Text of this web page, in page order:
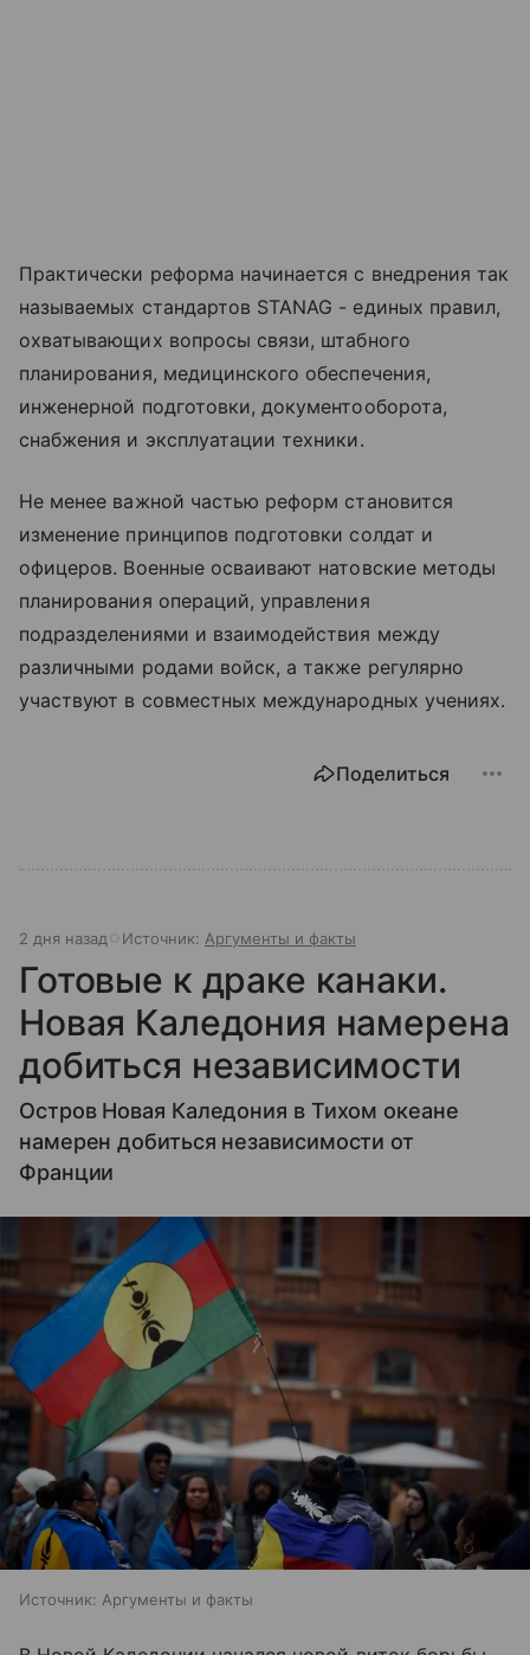
Практически реформа начинается с внедрения так
называемых стандартов STANAG - единых правил,
охватывающих вопросы связи, штабного
планирования, медицинского обеспечения,
инженерной подготовки, документооборота,
снабжения и эксплуатации техники.
Не менее важной частью реформ становится
изменение принципов подготовки солдат и
офицеров. Военные осваивают натовские методы
планирования операций, управления
подразделениями и взаимодействия между
различными родами войск, а также регулярно
участвуют в совместных международных учениях.
Поделиться
2 дня назад Источник: Аргументы и факты
Готовые к драке канаки.
Новая Каледония намерена
добиться независимости
Остров Новая Каледония в Тихом океане
намерен добиться независимости от
Франции
Источник: Аргументы и факты